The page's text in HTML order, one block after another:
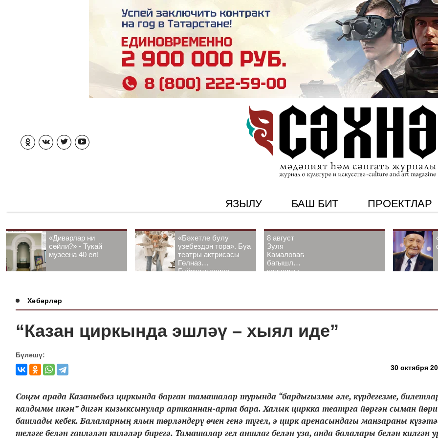
ЯЗЫЛУ БАШ БИТ ПРОЕКТЛАР
«Диварлар ни
сөйли?» - Тукай
музеена 40 ел!
«Бәхетле булу
үзебездән тора». Буа
театры актрисасы
Гөлназ
Гыйззәтуллина-
8 август
Зуля
Камаловага
багышлау
концерты
Хәбәрләр
“Казан циркында эшләү – хыял иде”
Бүлешү:
30 октября
Соңгы арада Казаныбыз циркында барган тамашалар турында “бардыгызмы әле, күрдегезме,
калдымы икән” дигән кызыксынулар артканнан-арта бара. Халык циркка театрга йөргән сыман йөри
башлады кебек. Балаларның ялын төрләндерү өчен генә түгел, ә цирк аренасындагы манзараны
теләге белән гаиләләп киләләр бирегә. Тамашалар гел аншлаг белән уза, анда балалары белән килгән